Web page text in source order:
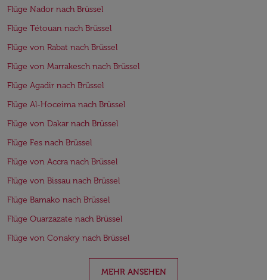
Flüge Nador nach Brüssel
Flüge Tétouan nach Brüssel
Flüge von Rabat nach Brüssel
Flüge von Marrakesch nach Brüssel
Flüge Agadir nach Brüssel
Flüge Al-Hoceima nach Brüssel
Flüge von Dakar nach Brüssel
Flüge Fes nach Brüssel
Flüge von Accra nach Brüssel
Flüge von Bissau nach Brüssel
Flüge Bamako nach Brüssel
Flüge Ouarzazate nach Brüssel
Flüge von Conakry nach Brüssel
MEHR ANSEHEN